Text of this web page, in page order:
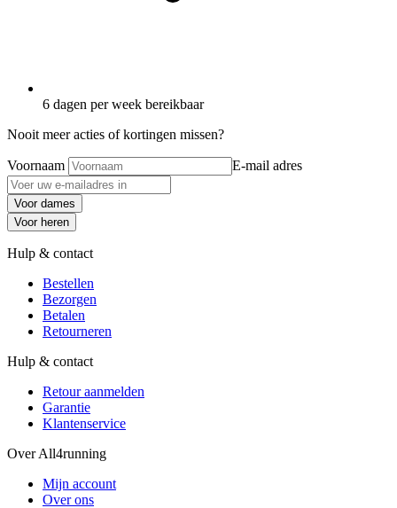
6 dagen per week bereikbaar
Nooit meer acties of kortingen missen?
Voornaam E-mail adres
Voor dames
Voor heren
Hulp & contact
Bestellen
Bezorgen
Betalen
Retourneren
Hulp & contact
Retour aanmelden
Garantie
Klantenservice
Over All4running
Mijn account
Over ons